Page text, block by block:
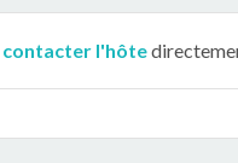
contacter l'hôte